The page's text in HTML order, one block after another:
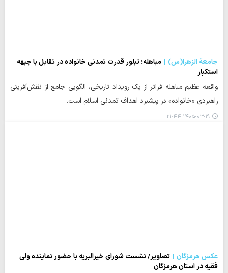
جامعة الزهرا(س)
مباهله؛ تبلور قدرت تمدنی خانواده در تقابل با جبهه
استکبار
واقعه عظیم مباهله فراتر از یک رویداد تاریخی، الگویی جامع از نقش‌آفرینی
راهبردی «خانواده» در پیشبرد اهداف تمدنی اسلام است.
۱۴۰۵-۰۳-۱۹ ۲۱:۴۴
عکس هرمزگان
تصاویر/ نشست شورای خیرالبریه با حضور نماینده ولی
فقیه در استان هرمزگان